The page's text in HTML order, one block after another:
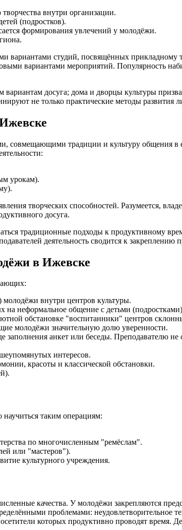
внутри организации.
(подростков).
формирования увлечений у молодёжи.
студий, посвящённых прикладному
вариантами мероприятий. Популярность
вариантам досуга; дома и дворцы культуры
не только практические методы развития
традиции и культуру общения в
урокам).
творческих способностей. Разумеется,
досуга.
традиционные подходы к продуктивному
деятельность сводится к закреплению
в Ижевске
внутри центров культуры.
на неформальное общение с детьми
обстановке "воспитанники" центров
молодёжи значительную долю уверенности.
анкет или беседы. Преподавателю не
интересов.
красоты и классической обстановки.
таким операциям:
по многочисленным "ремёслам".
или "мастеров").
культурного учреждения.
качества. У молодёжи закрепляются
проблемами:
которых продуктивно проводят время.